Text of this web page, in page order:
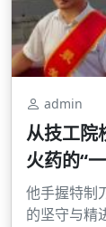
admin
从技工院
火药的“
他手握特制
的坚守与精